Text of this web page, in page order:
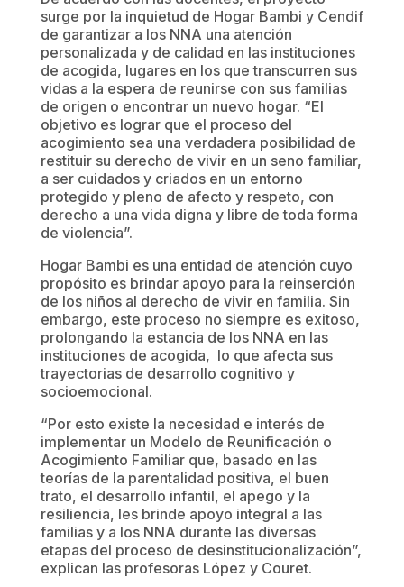
surge por la inquietud de Hogar Bambi y Cendif
de garantizar a los NNA una atención
personalizada y de calidad en las instituciones
de acogida, lugares en los que transcurren sus
vidas a la espera de reunirse con sus familias
de origen o encontrar un nuevo hogar. “El
objetivo es lograr que el proceso del
acogimiento sea una verdadera posibilidad de
restituir su derecho de vivir en un seno familiar,
a ser cuidados y criados en un entorno
protegido y pleno de afecto y respeto, con
derecho a una vida digna y libre de toda forma
de violencia”.
Hogar Bambi es una entidad de atención cuyo
propósito es brindar apoyo para la reinserción
de los niños al derecho de vivir en familia. Sin
embargo, este proceso no siempre es exitoso,
prolongando la estancia de los NNA en las
instituciones de acogida, lo que afecta sus
trayectorias de desarrollo cognitivo y
socioemocional.
“Por esto existe la necesidad e interés de
implementar un Modelo de Reunificación o
Acogimiento Familiar que, basado en las
teorías de la parentalidad positiva, el buen
trato, el desarrollo infantil, el apego y la
resiliencia, les brinde apoyo integral a las
familias y a los NNA durante las diversas
etapas del proceso de desinstitucionalización”,
explican las profesoras López y Couret.